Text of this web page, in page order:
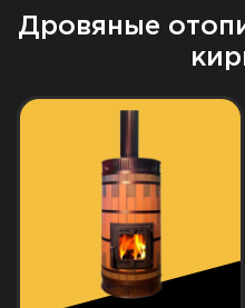
Дровяные